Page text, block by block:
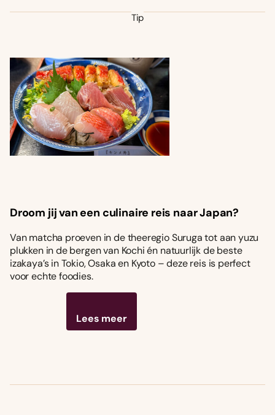
Tip
Droom jij van een culinaire reis naar Japan?
Van matcha proeven in de theeregio Suruga tot aan yuzu
plukken in de bergen van Kochi én natuurlijk de beste
izakaya’s in Tokio, Osaka en Kyoto – deze reis is perfect
voor echte foodies.
Lees meer